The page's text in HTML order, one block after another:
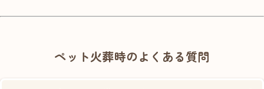
ペット火葬時のよくある質問